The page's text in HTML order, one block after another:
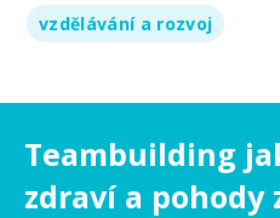
vzdělávání a rozvoj
Teambuilding
zdraví a pohody